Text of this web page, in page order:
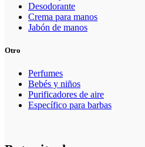
Desodorante
Crema para manos
Jabón de manos
Otro
Perfumes
Bebés y niños
Purificadores de aire
Específico para barbas